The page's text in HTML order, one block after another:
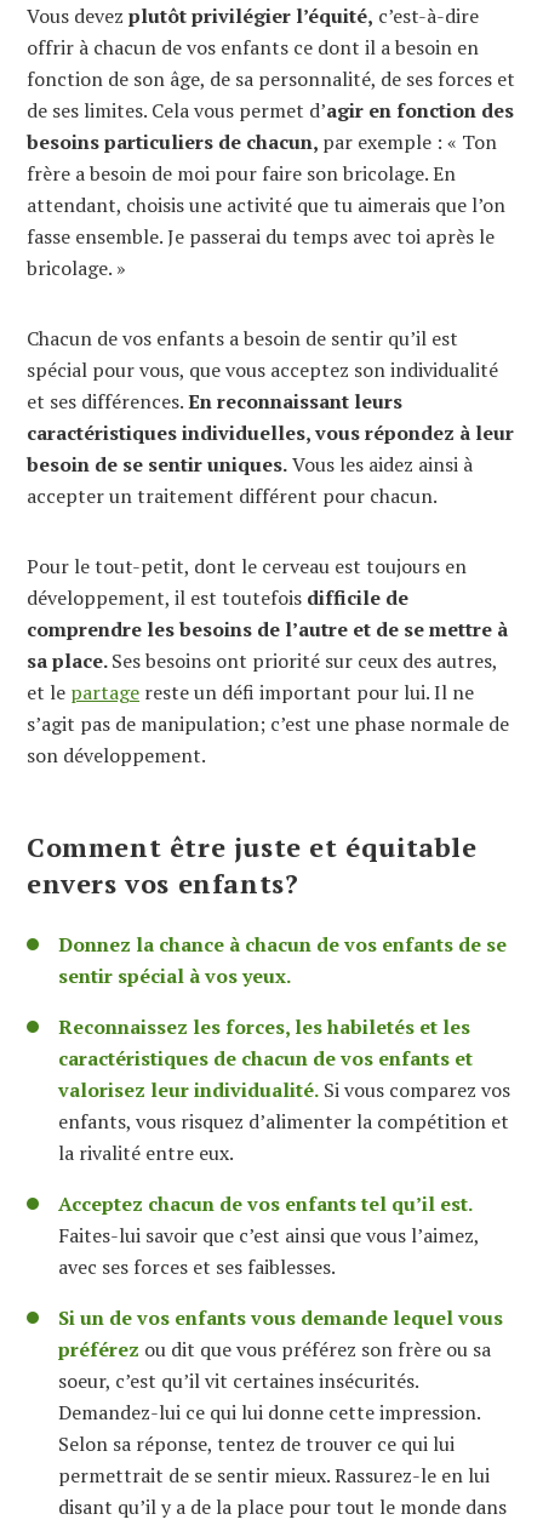
Vous devez plutôt privilégier l’équité, c’est-à-dire
offrir à chacun de vos enfants ce dont il a besoin en
fonction de son âge, de sa personnalité, de ses forces et
de ses limites. Cela vous permet d’agir en fonction des
besoins particuliers de chacun, par exemple : « Ton
frère a besoin de moi pour faire son bricolage. En
attendant, choisis une activité que tu aimerais que l’on
fasse ensemble. Je passerai du temps avec toi après le
bricolage. »
Chacun de vos enfants a besoin de sentir qu’il est
spécial pour vous, que vous acceptez son individualité
et ses différences.En reconnaissant leurs
caractéristiques individuelles, vous répondez à leur
besoin de se sentir uniques.Vous les aidez ainsi à
accepter un traitement différent pour chacun.
Pour le tout-petit, dont le cerveau est toujours en
développement, il est toutefois difficile de
comprendre les besoins de l’autre et de se mettre à
sa place.Ses besoins ont priorité sur ceux des autres,
et le partage reste un défi important pour lui. Il ne
s’agit pas de manipulation; c’est une phase normale de
son développement.
Comment être juste et équitable
envers vos enfants?
Donnez la chance à chacun de vos enfants de se
sentir spécial à vos yeux.
Reconnaissez les forces, les habiletés et les
caractéristiques de chacun de vos enfants et
valorisez leur individualité. Si vous comparez vos
enfants, vous risquez d’alimenter la compétition et
la rivalité entre eux.
Acceptez chacun de vos enfants tel qu’il est.
Faites-lui savoir que c’est ainsi que vous l’aimez,
avec ses forces et ses faiblesses.
Si un de vos enfants vous demande lequel vous
préférez ou dit que vous préférez son frère ou sa
soeur, c’est qu’il vit certaines insécurités.
Demandez-lui ce qui lui donne cette impression.
Selon sa réponse, tentez de trouver ce qui lui
permettrait de se sentir mieux. Rassurez-le en lui
disant qu’il y a de la place pour tout le monde dans